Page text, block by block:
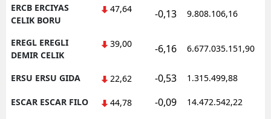
ERCB ERCIYAS
CELIK BORU
47,64 -0,13 9.808.106,16
EREGL EREGLI
DEMIR CELIK
39,00 -6,16 6.677.035.151,90
ERSU ERSU GIDA 22,62 -0,53 1.315.499,88
ESCAR ESCAR FILO 44,78 -0,09 14.472.542,22